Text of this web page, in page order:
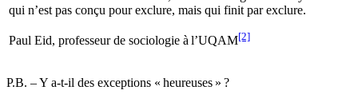
qui n’est pas conçu pour exclure, mais qui finit par exclure.
Paul Eid, professeur de sociologie à l’UQAM[2]
P.B. –Y a-t-il des exceptions « heureuses » ?